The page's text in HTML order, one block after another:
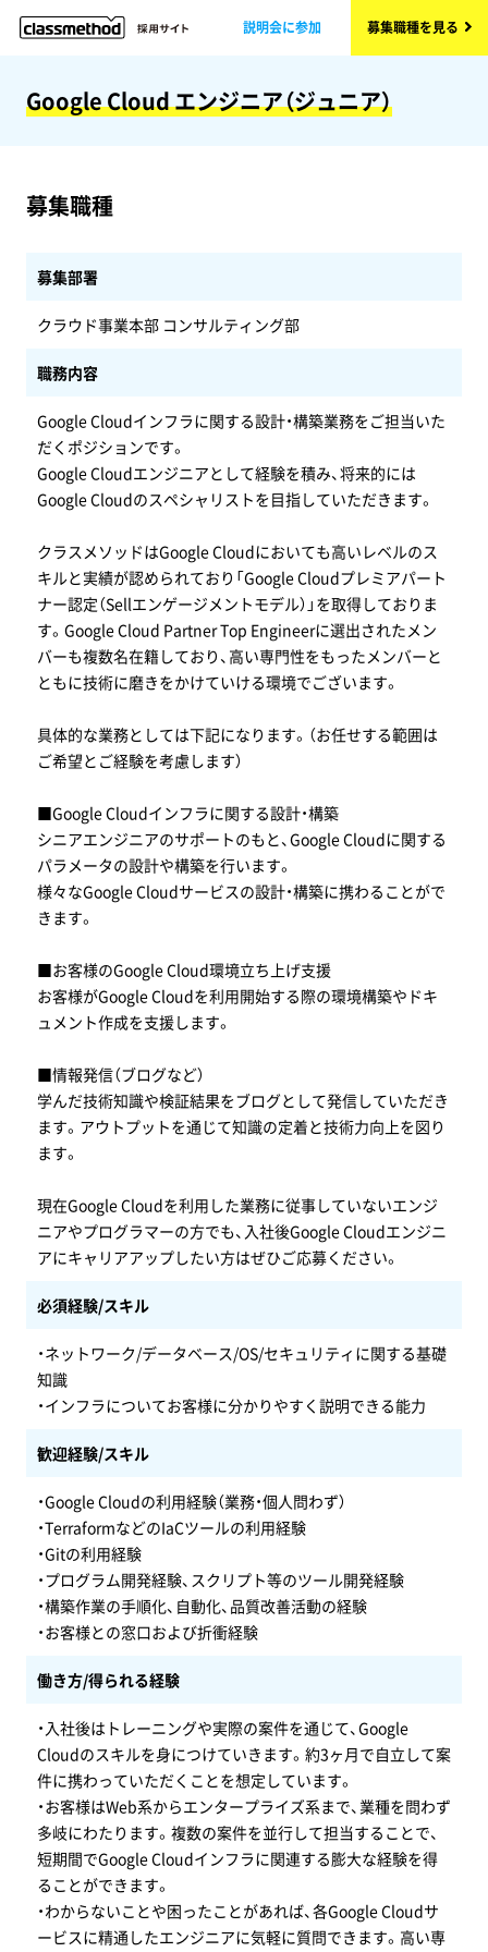
説明会に参加 募集職種を見る
Google Cloud エンジニア（ジュニア）
募集職種
募集部署
クラウド事業本部 コンサルティング部
職務内容
Google Cloudインフラに関する設計・構築業務をご担当いた
だくポジションです。
Google Cloudエンジニアとして経験を積み、将来的には
Google Cloudのスペシャリストを目指していただきます。
クラスメソッドはGoogle Cloudにおいても高いレベルのス
キルと実績が認められており「Google Cloudプレミアパート
ナー認定（Sellエンゲージメントモデル）」を取得しておりま
す。Google Cloud Partner Top Engineerに選出されたメン
バーも複数名在籍しており、高い専門性をもったメンバーと
ともに技術に磨きをかけていける環境でございます。
具体的な業務としては下記になります。（お任せする範囲は
ご希望とご経験を考慮します）
■Google Cloudインフラに関する設計・構築
シニアエンジニアのサポートのもと、Google Cloudに関する
パラメータの設計や構築を行います。
様々なGoogle Cloudサービスの設計・構築に携わることがで
きます。
■お客様のGoogle Cloud環境立ち上げ支援
お客様がGoogle Cloudを利用開始する際の環境構築やドキ
ュメント作成を支援します。
■情報発信（ブログなど）
学んだ技術知識や検証結果をブログとして発信していただき
ます。アウトプットを通じて知識の定着と技術力向上を図り
ます。
現在Google Cloudを利用した業務に従事していないエンジ
ニアやプログラマーの方でも、入社後Google Cloudエンジニ
アにキャリアアップしたい方はぜひご応募ください。
必須経験/スキル
・ネットワーク/データベース/OS/セキュリティに関する基礎
知識
・インフラについてお客様に分かりやすく説明できる能力
歓迎経験/スキル
・Google Cloudの利用経験（業務・個人問わず）
・TerraformなどのIaCツールの利用経験
・Gitの利用経験
・プログラム開発経験、スクリプト等のツール開発経験
・構築作業の手順化、自動化、品質改善活動の経験
・お客様との窓口および折衝経験
働き方/得られる経験
・入社後はトレーニングや実際の案件を通じて、Google
Cloudのスキルを身につけていきます。約3ヶ月で自立して案
件に携わっていただくことを想定しています。
・お客様はWeb系からエンタープライズ系まで、業種を問わず
多岐にわたります。複数の案件を並行して担当することで、
短期間でGoogle Cloudインフラに関連する膨大な経験を得
ることができます。
・わからないことや困ったことがあれば、各Google Cloudサ
ービスに精通したエンジニアに気軽に質問できます。高い専